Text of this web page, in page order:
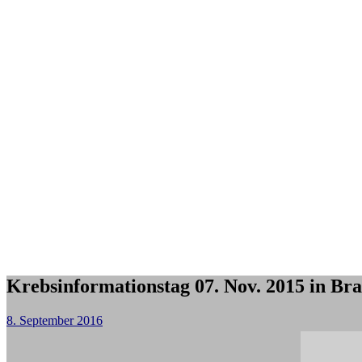
Krebsinformationstag 07. Nov. 2015 in
8. September 2016